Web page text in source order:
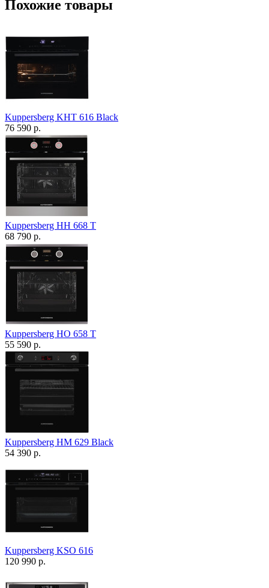
Похожие товары
Kuppersberg KHT 616 Black
76 590 р.
Kuppersberg HH 668 T
68 790 р.
Kuppersberg HO 658 T
55 590 р.
Kuppersberg HM 629 Black
54 390 р.
Kuppersberg KSO 616
120 990 р.